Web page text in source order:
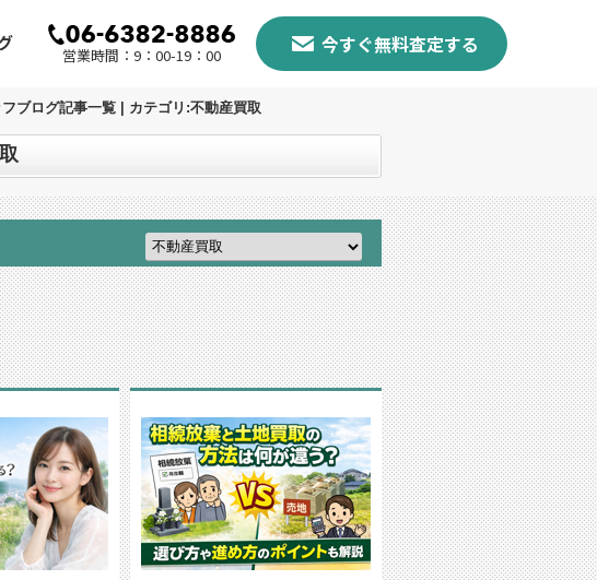
営業時間：9：00-19：00 今すぐ無料査定する
ブログ記事一覧 | カテゴリ:不動産買取